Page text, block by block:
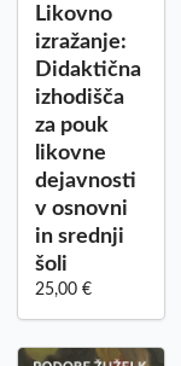
Likovno
izražanje:
Didaktična
izhodišča
za pouk
likovne
dejavnosti
v osnovni
in srednji
šoli
25,00 €